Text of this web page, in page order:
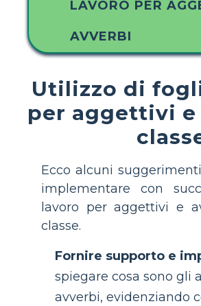
LAVORO PER
AVVERBI
Utilizzo di
per aggettivi
Ecco alcuni
implementare con
lavoro per aggettivi e
classe.
Fornire supporto e
spiegare cosa sono gli
avverbi, evidenziando